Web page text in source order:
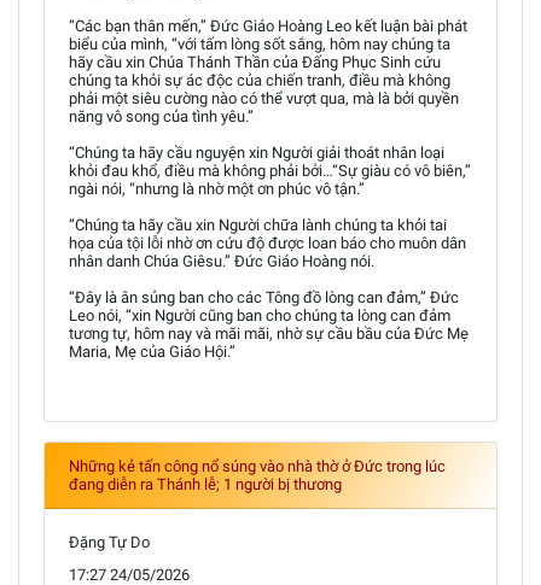
“Các bạn thân mến,” Đức Giáo Hoàng Leo kết luận bài phát
biểu của mình, “với tấm lòng sốt sắng, hôm nay chúng ta
hãy cầu xin Chúa Thánh Thần của Đấng Phục Sinh cứu
chúng ta khỏi sự ác độc của chiến tranh, điều mà không
phải một siêu cường nào có thể vượt qua, mà là bởi quyền
năng vô song của tình yêu.”
“Chúng ta hãy cầu nguyện xin Người giải thoát nhân loại
khỏi đau khổ, điều mà không phải bởi…“Sự giàu có vô biên,”
ngài nói, “nhưng là nhờ một ơn phúc vô tận.”
“Chúng ta hãy cầu xin Người chữa lành chúng ta khỏi tai
họa của tội lỗi nhờ ơn cứu độ được loan báo cho muôn dân
nhân danh Chúa Giêsu.” Đức Giáo Hoàng nói.
“Đây là ân sủng ban cho các Tông đồ lòng can đảm,” Đức
Leo nói, “xin Người cũng ban cho chúng ta lòng can đảm
tương tự, hôm nay và mãi mãi, nhờ sự cầu bầu của Đức Mẹ
Maria, Mẹ của Giáo Hội.”
Những kẻ tấn công nổ súng vào nhà thờ ở Đức trong lúc
đang diễn ra Thánh lễ; 1 người bị thương
Đặng Tự Do
17:27 24/05/2026